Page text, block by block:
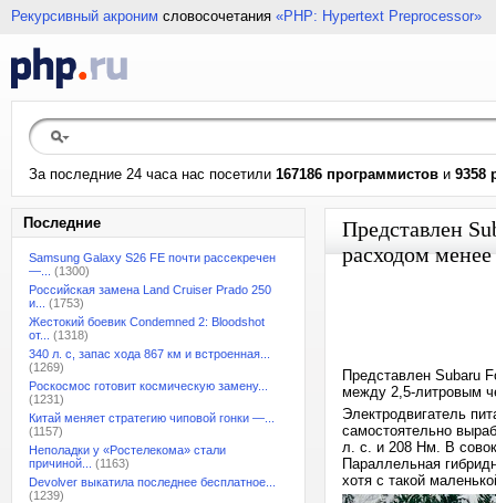
Рекурсивный акроним словосочетания «PHP: Hypertext Preprocessor»
За последние 24 часа нас посетили 167186 программистов и 9358
Последние
Samsung Galaxy S26 FE почти рассекречен
—...
(1300)
Российская замена Land Cruiser Prado 250
и...
(1753)
Жестокий боевик Condemned 2: Bloodshot
от...
(1318)
340 л. с, запас хода 867 км и встроенная...
(1269)
Роскосмос готовит космическую замену...
(1231)
Китай меняет стратегию чиповой гонки —...
(1157)
Неполадки у «Ростелекома» стали
причиной...
(1163)
Devolver выкатила последнее бесплатное...
(1239)
Представлен
расходом
Представлен Subaru
между 2,5-литровым
Электродвигатель
самостоятельно
л. с. и 208 Нм. В
Параллельная
хотя с такой